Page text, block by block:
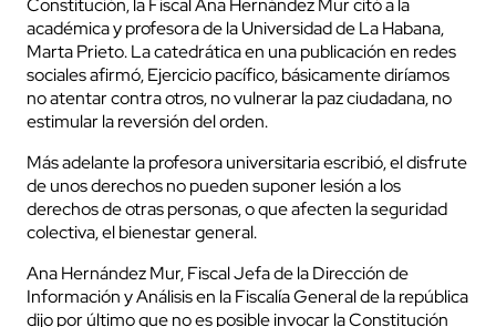
Constitución, la Fiscal Ana Hernández Mur citó a la
académica y profesora de la Universidad de La Habana,
Marta Prieto. La catedrática en una publicación en redes
sociales afirmó, Ejercicio pacífico, básicamente diríamos
no atentar contra otros, no vulnerar la paz ciudadana, no
estimular la reversión del orden.
Más adelante la profesora universitaria escribió, el disfrute
de unos derechos no pueden suponer lesión a los
derechos de otras personas, o que afecten la seguridad
colectiva, el bienestar general.
Ana Hernández Mur, Fiscal Jefa de la Dirección de
Información y Análisis en la Fiscalía General de la república
dijo por último que no es posible invocar la Constitución